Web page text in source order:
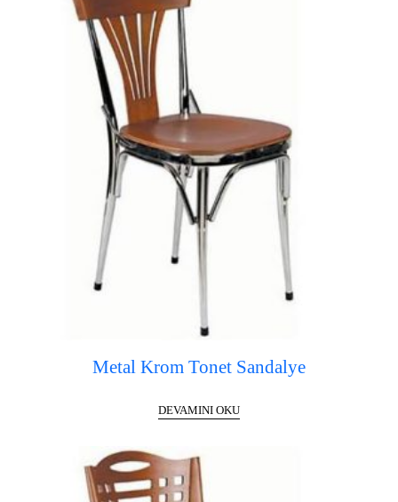
Metal Krom Tonet Sandalye
DEVAMINI OKU